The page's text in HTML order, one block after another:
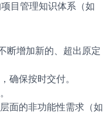
目管理知识体系（如
断增加新的、超出原定
确保按时交付。
面的非功能性需求（如